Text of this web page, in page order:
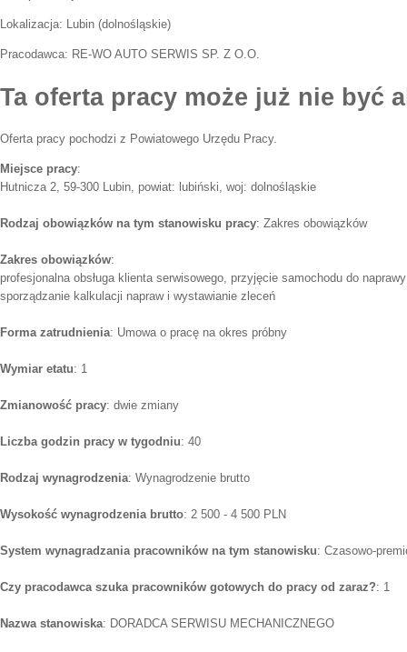
Lokalizacja: Lubin (dolnośląskie)
Pracodawca: RE-WO AUTO SERWIS SP. Z O.O.
Ta oferta pracy może już nie być
Oferta pracy pochodzi z Powiatowego Urzędu Pracy.
Miejsce pracy:
Hutnicza 2, 59-300 Lubin, powiat: lubiński, woj: dolnośląskie
Rodzaj obowiązków na tym stanowisku pracy: Zakres obowiązków
Zakres obowiązków:
profesjonalna obsługa klienta serwisowego, przyjęcie samochodu do
sporządzanie kalkulacji napraw i wystawianie zleceń
Forma zatrudnienia: Umowa o pracę na okres próbny
Wymiar etatu: 1
Zmianowość pracy: dwie zmiany
Liczba godzin pracy w tygodniu: 40
Rodzaj wynagrodzenia: Wynagrodzenie brutto
Wysokość wynagrodzenia brutto: 2 500 - 4 500 PLN
System wynagradzania pracowników na tym stanowisku: Czasowo-
Czy pracodawca szuka pracowników gotowych do pracy od zaraz?: 1
Nazwa stanowiska: DORADCA SERWISU MECHANICZNEGO